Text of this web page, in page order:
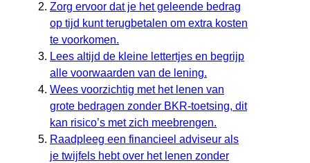
Zorg ervoor dat je het geleende bedrag
op tijd kunt terugbetalen om extra kosten
te voorkomen.
Lees altijd de kleine lettertjes en begrijp
alle voorwaarden van de lening.
Wees voorzichtig met het lenen van
grote bedragen zonder BKR-toetsing, dit
kan risico’s met zich meebrengen.
Raadpleeg een financieel adviseur als
je twijfels hebt over het lenen zonder